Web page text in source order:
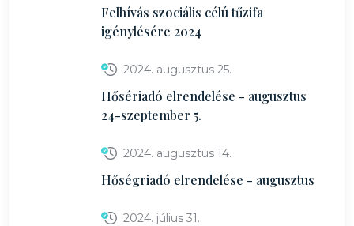
Felhívás szociális célú tűzifa
igénylésére 2024
2024. augusztus 25.
Hősériadó elrendelése - augusztus
24-szeptember 5.
2024. augusztus 14.
Hőségriadó elrendelése - augusztus
2024. július 31.